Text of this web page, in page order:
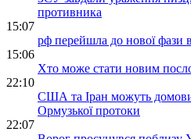
противника
15:07
рф перейшла до нової фази
15:06
Хто може стати новим
22:10
США та Іран можуть
Ормузької протоки
22:07